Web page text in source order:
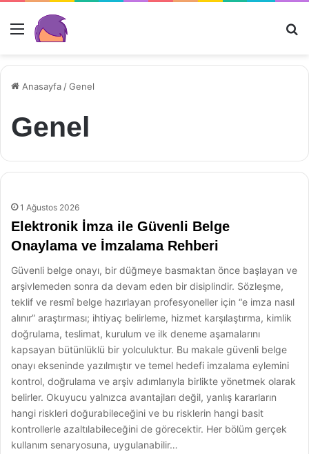
Menü
Anasayfa /Genel
Genel
1 Ağustos 2026
Elektronik İmza ile Güvenli Belge
Onaylama ve İmzalama Rehberi
Güvenli belge onayı, bir düğmeye basmaktan önce başlayan ve
arşivlemeden sonra da devam eden bir disiplindir. Sözleşme,
teklif ve resmî belge hazırlayan profesyoneller için “e imza nasıl
alınır” araştırması; ihtiyaç belirleme, hizmet karşılaştırma, kimlik
doğrulama, teslimat, kurulum ve ilk deneme aşamalarını
kapsayan bütünlüklü bir yolculuktur. Bu makale güvenli belge
onayı ekseninde yazılmıştır ve temel hedefi imzalama eylemini
kontrol, doğrulama ve arşiv adımlarıyla birlikte yönetmek olarak
belirler. Okuyucu yalnızca avantajları değil, yanlış kararların
hangi riskleri doğurabileceğini ve bu risklerin hangi basit
kontrollerle azaltılabileceğini de görecektir. Her bölüm gerçek
kullanım senaryosuna, uygulanabilir…